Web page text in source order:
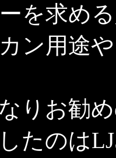
を求め
ン用途
りお勧
たのは